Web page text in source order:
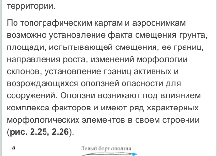
территории.
По топографическим картам и аэроснимкам
возможно установление факта смещения грунта,
площади, испытывающей смещения, ее границ,
направления роста, изменений морфологии
склонов, установление границ активных и
возрождающихся оползней опасности для
сооружений. Оползни возникают под влиянием
комплекса факторов и имеют ряд характерных
морфологических элементов в своем строении
(рис. 2.25, 2.26).